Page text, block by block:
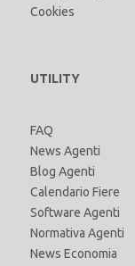
Cookies
UTILITY
FAQ
News Agenti
Blog Agenti
Calendario Fiere
Software Agenti
Normativa Agenti
News Economia